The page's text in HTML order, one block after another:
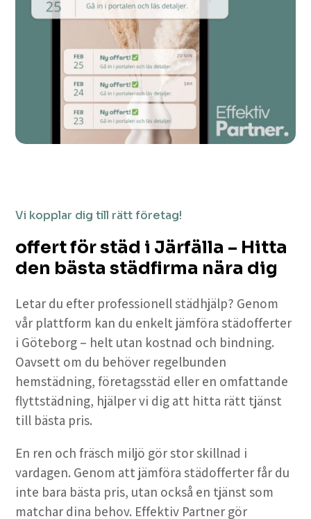
Vi kopplar dig till rätt företag!
offert för städ i Järfälla – Hitta
den bästa städfirma nära dig
Letar du efter professionell städhjälp? Genom
vår plattform kan du enkelt jämföra städofferter
i Göteborg – helt utan kostnad och bindning.
Oavsett om du behöver regelbunden
hemstädning, företagsstäd eller en omfattande
flyttstädning, hjälper vi dig att hitta rätt tjänst
till bästa pris.
En ren och fräsch miljö gör stor skillnad i
vardagen. Genom att jämföra städofferter får du
inte bara bästa pris, utan också en tjänst som
matchar dina behov. Effektiv Partner gör